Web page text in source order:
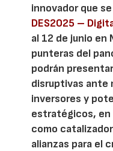
innovador que
DES2025 –
al 12 de junio en
punteras del
podrán
disruptivas ante
inversores y
estratégicos, en
como
alianzas para el